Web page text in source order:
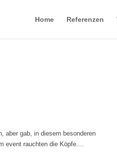
Home Referenzen
aber gab, in diesem besonderen
event rauchten die Köpfe....